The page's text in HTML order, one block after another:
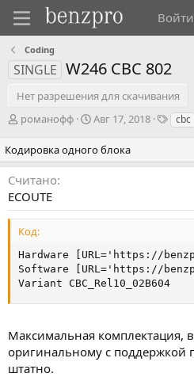
Войти
Coding
SINGLE W246 CBC 802
Нет разрешения для скачивания
А
т
о
р
романофф
Д
т
а
д
и
я
Авг 17, 2018
Т
и
cbc
Кодировка одного блока
Считано
ECOUTE
Код:
Hardware [URL='https://
Software [URL='https://
Variant CBC_Rel10_02B604
Максимальная комплектация,
оригинальному с поддержкой
штатно.